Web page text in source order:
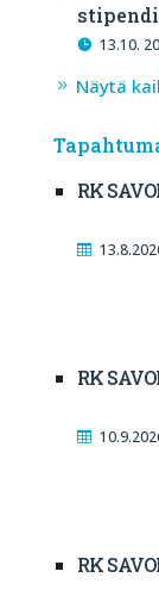
13.10.
Näytä
RK
RK
RK